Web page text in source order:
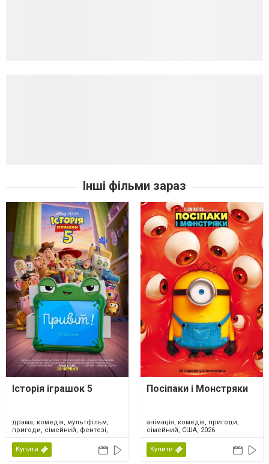
Інші фільми зараз
Історія іграшок 5
драма, комедія, мультфільм,
пригоди, сімейний, фентезі,
США, 2026
Купити
Посіпаки і Монстряки
анімація, комедія, пригоди,
сімейний, США, 2026
Купити